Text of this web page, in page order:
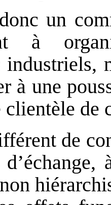
un
à
industriels,
à une
de
de